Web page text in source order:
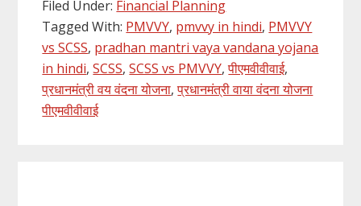
Filed Under: Financial Planning
Tagged With: PMVVY, pmvvy in hindi, PMVVY
vs SCSS, pradhan mantri vaya vandana yojana
in hindi,SCSS,SCSS vs PMVVY,पीएमवीवीवाई,
प्रधानमंत्री वय वंदना योजना,प्रधानमंत्री वाया वंदना योजना
पीएमवीवीवाई